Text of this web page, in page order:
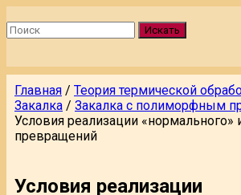
Искать
Главная / Теория термической
Закалка / Закалка с полиморфным
Условия реализации «нормального»
превращений
Условия реализации